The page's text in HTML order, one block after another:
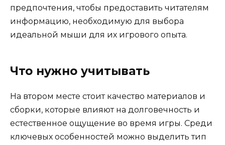
предпочтения, чтобы предоставить читателям
информацию, необходимую для выбора
идеальной мыши для их игрового опыта.
Что нужно учитывать
На втором месте стоит качество материалов и
сборки, которые влияют на долговечность и
естественное ощущение во время игры. Среди
ключевых особенностей можно выделить тип